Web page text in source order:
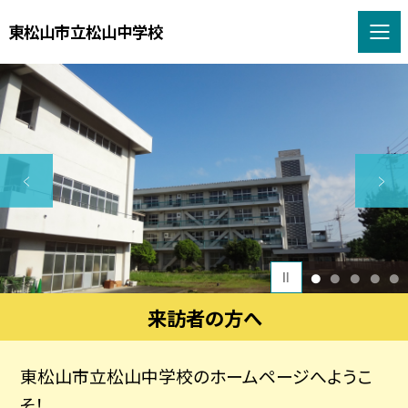
東松山市立松山中学校
1 2 3 4 5
来訪者の方へ
東松山市立松山中学校のホームページへようこ